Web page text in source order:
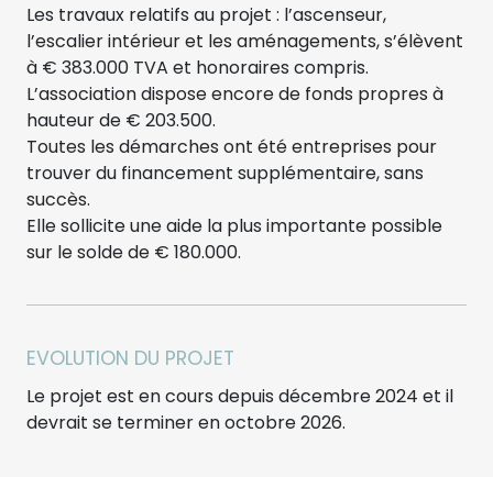
Les travaux relatifs au projet : l’ascenseur,
l’escalier intérieur et les aménagements, s’élèvent
à € 383.000 TVA et honoraires compris.
L’association dispose encore de fonds propres à
hauteur de € 203.500.
Toutes les démarches ont été entreprises pour
trouver du financement supplémentaire, sans
succès.
Elle sollicite une aide la plus importante possible
sur le solde de € 180.000.
EVOLUTION DU PROJET
Le projet est en cours depuis décembre 2024 et il
devrait se terminer en octobre 2026.